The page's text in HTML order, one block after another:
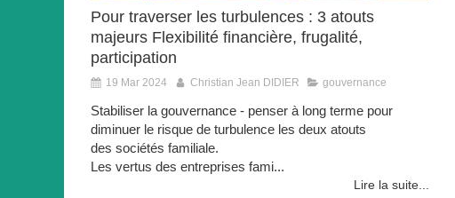
Pour traverser les turbulences : 3 atouts
majeurs Flexibilité financière, frugalité,
participation
19 Mar 2024 Christian Jean DIDIER gouvernance
Stabiliser la gouvernance - penser à long terme pour
diminuer le risque de turbulence les deux atouts
des sociétés familiale.
Les vertus des entreprises fami...
Lire la suite...